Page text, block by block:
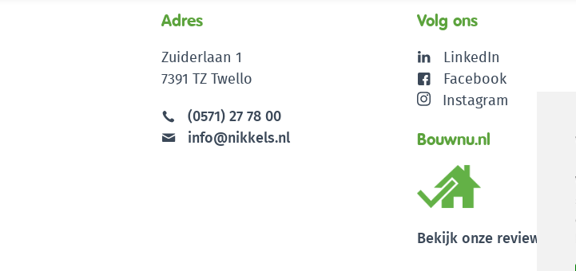
Adres
Zuiderlaan 1
7391 TZ Twello
(0571) 27 78 00
info@nikkels.nl
Volg ons
LinkedIn
Facebook
Instagram
Bouwnu.nl
Bekijk onze reviews